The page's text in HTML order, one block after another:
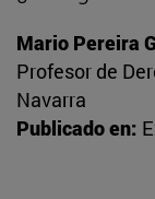
Mario Pereira
Profesor de
Navarra
Publicado en: